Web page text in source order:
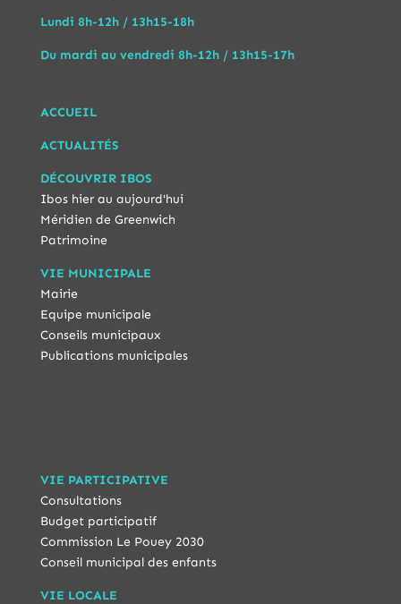
Lundi 8h-12h / 13h15-18h
Du mardi au vendredi 8h-12h / 13h15-17h
ACCUEIL
ACTUALITÉS
DÉCOUVRIR IBOS
Ibos hier au aujourd'hui
Méridien de Greenwich
Patrimoine
VIE MUNICIPALE
Mairie
Equipe municipale
Conseils municipaux
Publications municipales
VIE PARTICIPATIVE
Consultations
Budget participatif
Commission Le Pouey 2030
Conseil municipal des enfants
VIE LOCALE